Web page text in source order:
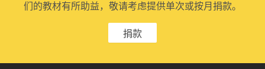
们的教材有所助益，敬请考虑提供单次或按月捐款。
捐款